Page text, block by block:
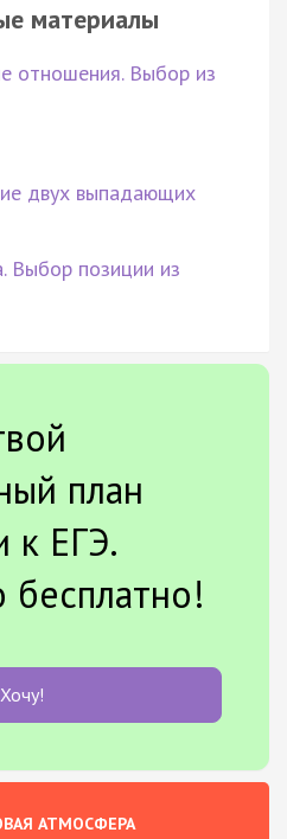
материалы
отношения. Выбор из
двух выпадающих
Выбор позиции из
план
к ЕГЭ.
Хочу!
АТМОСФЕРА